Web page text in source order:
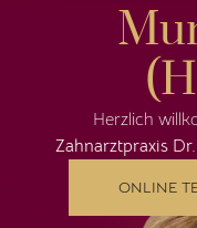
Herzlich
Zahnarztpraxis
ONLINE